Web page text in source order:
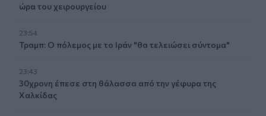
ώρα του χειρουργείου
23:54
Τραμπ: Ο πόλεμος με το Ιράν "θα τελειώσει σύντομα"
23:43
30χρονη έπεσε στη θάλασσα από την γέφυρα της
Χαλκίδας